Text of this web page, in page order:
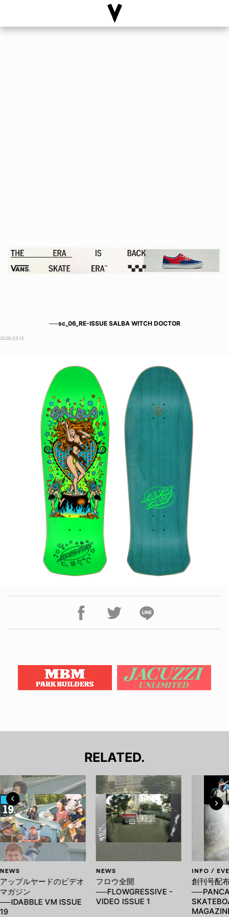
──sc_06_RE-ISSUE SALBA WITCH DOCTOR
2026.03.13
RELATED.
NEWS
アップルヤードのビデオ
マガジン
──IDABBLE VM ISSUE
19
NEWS
フロウ全開
──FLOWGRESSIVE -
VIDEO ISSUE 1
INFO /
創刊号配